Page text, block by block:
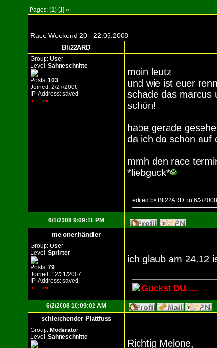
Pages: (1) [1] »
Race Weekend 20 - 22.06.2008
Bli22ARD
Group: User
Level: Sahneschnitte
Posts: 103
Joined: 2/27/2008
IP-Address: saved
moin leutz
und wie ist euer
schade das marcus
schön!
habe gerade
da ich da schon auf
mmh den race
*liebguck*
edited by Bli22ARD on 6/2/
6/1/2008 9:09:18 PM
melonenhändler
Group: User
Level: Sprinter
Posts: 79
Joined: 12/31/2007
IP-Address: saved
ich glaub am 24.12
Guckst DU.....
6/2/2008 10:09:02 AM
schleichender Plattfuss
Group: Moderator
Level: Sahneschnitte
Richtig Melone,